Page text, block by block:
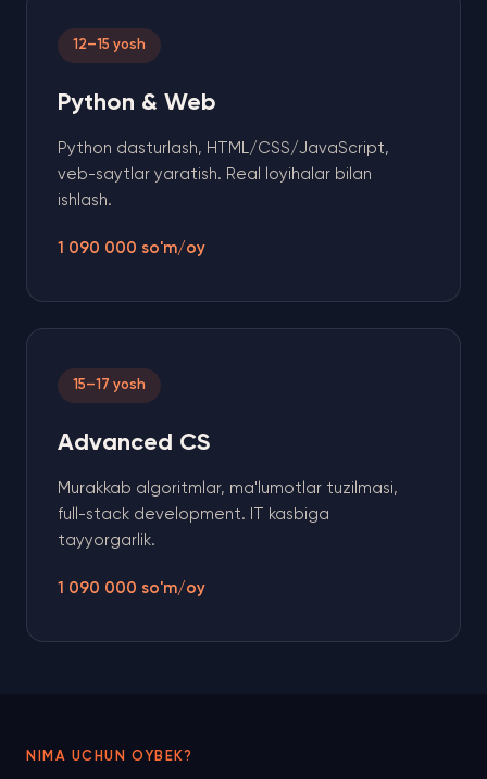
12–15 yosh
Python & Web
Python dasturlash, HTML/CSS/JavaScript,
veb-saytlar yaratish. Real loyihalar bilan
ishlash.
1 090 000 so'm/oy
15–17 yosh
Advanced CS
Murakkab algoritmlar, ma'lumotlar tuzilmasi,
full-stack development. IT kasbiga
tayyorgarlik.
1 090 000 so'm/oy
NIMA UCHUN OYBEK?